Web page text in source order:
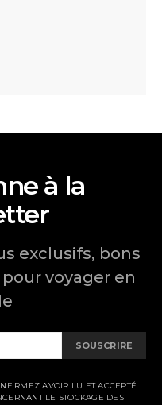
à la
exclusifs, bons
voyager en
SOUSCRIRE
AVOIR LU ET ACCEPTÉ
LE STOCKAGE DES